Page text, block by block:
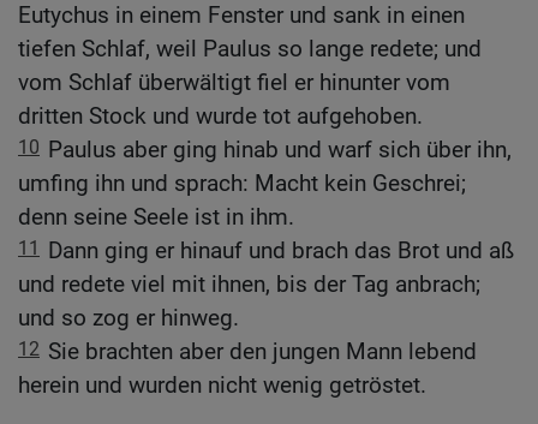
Eutychus in einem Fenster und sank in einen
tiefen Schlaf, weil Paulus so lange redete; und
vom Schlaf überwältigt fiel er hinunter vom
dritten Stock und wurde tot aufgehoben.
10 Paulus aber ging hinab und warf sich über ihn,
umfing ihn und sprach: Macht kein Geschrei;
denn seine Seele ist in ihm.
11
Dann ging er hinauf und brach das Brot und aß
und redete viel mit ihnen, bis der Tag anbrach;
und so zog er hinweg.
12 Sie brachten aber den jungen Mann lebend
herein und wurden nicht wenig getröstet.